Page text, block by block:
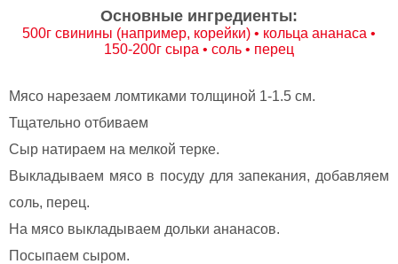
Основные ингредиенты:
500г свинины (например, корейки) • кольца ананаса •
150-200г сыра • соль • перец
Мясо нарезаем ломтиками толщиной 1-1.5 см.
Тщательно отбиваем
Сыр натираем на мелкой терке.
Выкладываем мясо в посуду для запекания, добавляем
соль, перец.
На мясо выкладываем дольки ананасов.
Посыпаем сыром.